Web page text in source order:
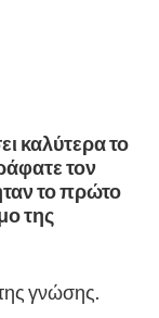
καλύτερα το
τον
το πρώτο
της
γνώσης.